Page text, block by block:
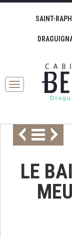
[google_map
Draguignan, France"
DRAGUIGNAN"
content/uploads/
[google_map
France" zoom="15"
icon="http://
content/uploads/
SAINT-
Toggle
LE